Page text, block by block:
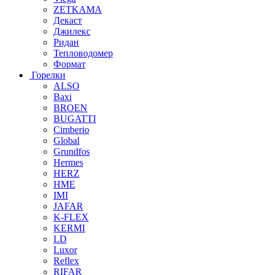
ZETKAMA
Декаст
Джилекс
Ридан
Тепловодомер
Формат
Горелки
ALSO
Baxi
BROEN
BUGATTI
Cimberio
Global
Grundfos
Hermes
HERZ
HME
IMI
JAFAR
K-FLEX
KERMI
LD
Luxor
Reflex
RIFAR